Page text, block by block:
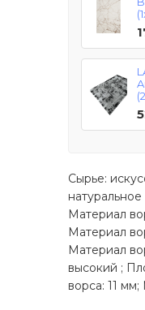
Сырье:
Материал
Материал
Материал
высокий ;
ворса: 11